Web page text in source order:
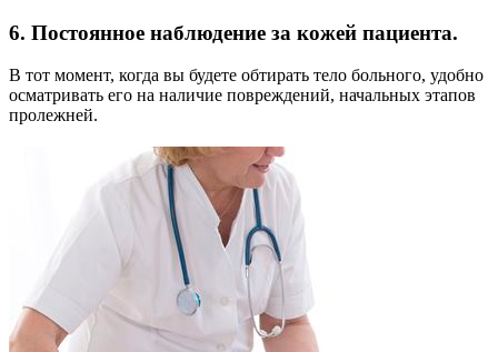
6. Постоянное наблюдение за кожей пациента.
В тот момент, когда вы будете обтирать тело больного, удобно
осматривать его на наличие повреждений, начальных этапов
пролежней.